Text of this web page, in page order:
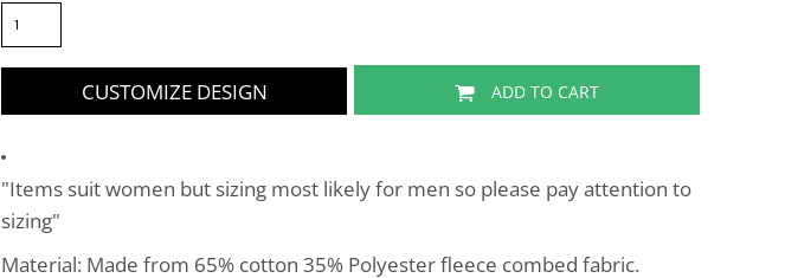
CUSTOMIZE DESIGN ADD TO CART
"Items suit women but sizing most likely for men so please pay attention to
sizing"
Material: Made from 65% cotton 35% Polyester fleece combed fabric.